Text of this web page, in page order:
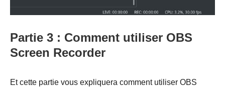
Partie 3 : Comment utiliser OBS
Screen Recorder
Et cette partie vous expliquera comment utiliser OBS